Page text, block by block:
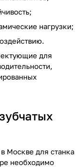
нагрузки;
для
Москве для станка
необходимо